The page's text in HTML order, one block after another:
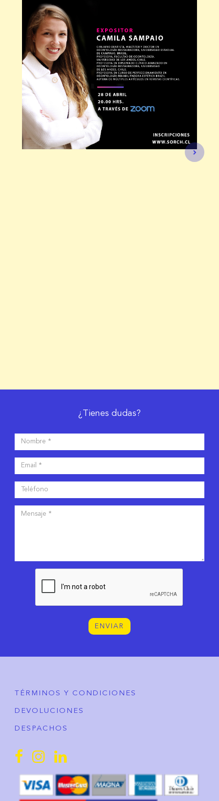
¿Tienes dudas?
ENVIAR
TÉRMINOS Y CONDICIONES
DEVOLUCIONES
DESPACHOS